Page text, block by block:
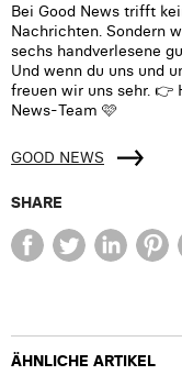
Bei Good News trifft
Nachrichten. Sondern
sechs handverlesene
Und wenn du uns und
freuen wir uns sehr. 👉
News-Team 🩷
GOOD NEWS
SHARE
ÄHNLICHE ARTIKEL